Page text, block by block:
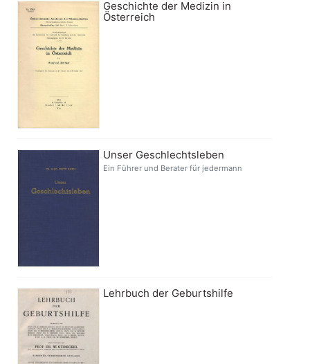
Geschichte der Medizin in
Österreich
Unser Geschlechtsleben
Ein Führer und Berater für jedermann
Lehrbuch der Geburtshilfe